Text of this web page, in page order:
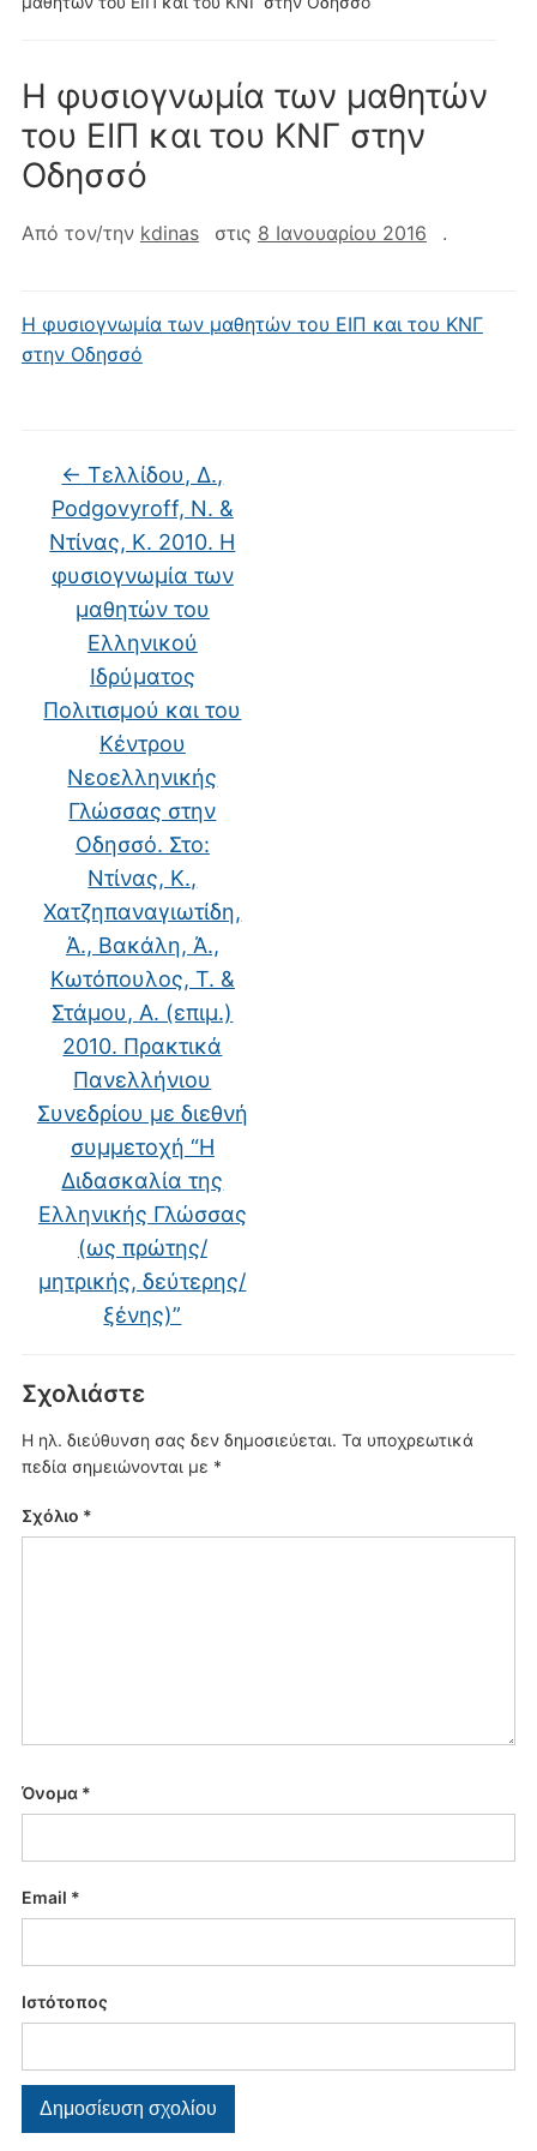
Η φυσιογνωμία των μαθητών
του ΕΙΠ και του ΚΝΓ στην
Οδησσό
Από τον/την kdinas στις 8 Ιανουαρίου 2016 .
Η φυσιογνωμία των μαθητών του ΕΙΠ και του ΚΝΓ
στην Οδησσό
← Τελλίδου, Δ.,
Podgovyroff, N. &
Ντίνας, Κ. 2010. Η
φυσιογνωμία των
μαθητών του
Ελληνικού
Ιδρύματος
Πολιτισμού και του
Κέντρου
Νεοελληνικής
Γλώσσας στην
Οδησσό. Στο:
Ντίνας, Κ.,
Χατζηπαναγιωτίδη,
Ά., Βακάλη, Ά.,
Κωτόπουλος, Τ. &
Στάμου, Α. (επιμ.)
2010. Πρακτικά
Πανελλήνιου
Συνεδρίου με διεθνή
συμμετοχή “Η
Διδασκαλία της
Ελληνικής Γλώσσας
(ως πρώτης/
μητρικής, δεύτερης/
ξένης)”
Σχολιάστε
Η ηλ. διεύθυνση σας δεν δημοσιεύεται. Τα υποχρεωτικά
πεδία σημειώνονται με *
Σχόλιο *
Όνομα *
Email *
Ιστότοπος